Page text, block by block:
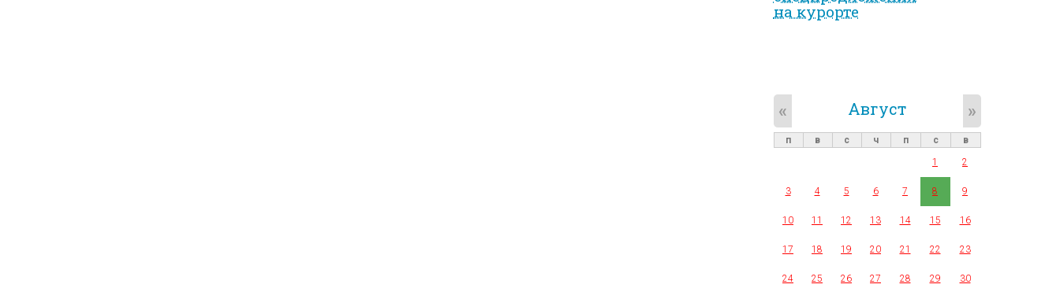
на курорте
Август
« »
п в с ч п с
в
1
2
3 4 5 6 7 8 9
10 11 12 13 14 15 16
17 18 19 20 21 22 23
24 25 26 27 28 29 30